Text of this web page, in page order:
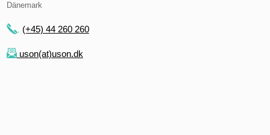
Dänemark
. (+45) 44 260 260
uson(at)uson.dk